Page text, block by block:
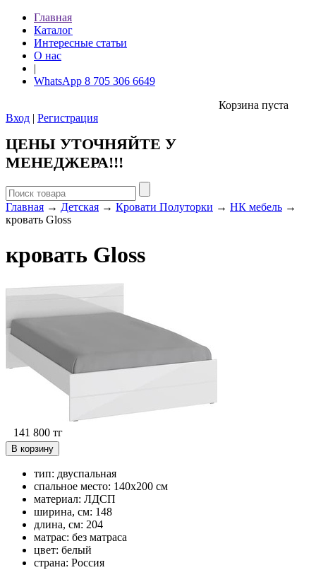
Главная
Каталог
Интересные статьи
О нас
|
WhatsApp 8 705 306 6649
Корзина пуста
Вход | Регистрация
ЦЕНЫ УТОЧНЯЙТЕ У
МЕНЕДЖЕРА!!!
Главная → Детская → Кровати Полуторки → НК мебель →
кровать Gloss
кровать Gloss
141 800 тг
В корзину
тип: двуспальная
спальное место: 140x200 см
материал: ЛДСП
ширина, см: 148
длина, см: 204
матрас: без матраса
цвет: белый
страна: Россия